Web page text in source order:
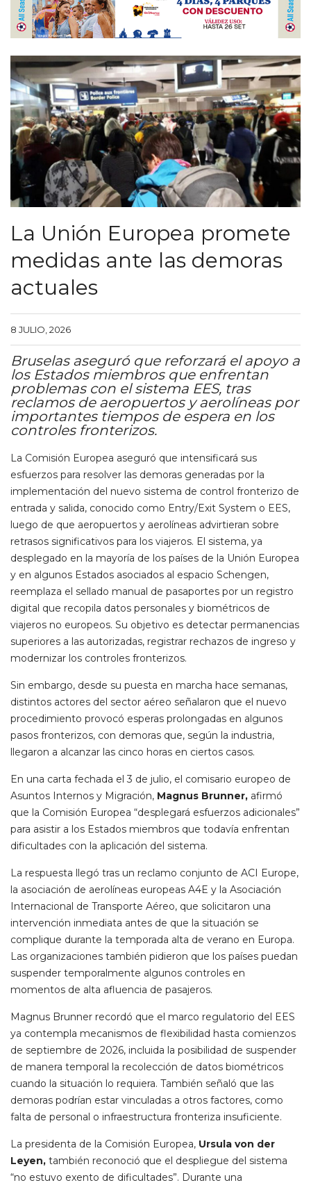
La Unión Europea promete
medidas ante las demoras
actuales
8 JULIO, 2026
Bruselas aseguró que reforzará el apoyo a
los Estados miembros que enfrentan
problemas con el sistema EES, tras
reclamos de aeropuertos y aerolíneas por
importantes tiempos de espera en los
controles fronterizos.
La Comisión Europea aseguró que intensificará sus
esfuerzos para resolver las demoras generadas por la
implementación del nuevo sistema de control fronterizo de
entrada y salida, conocido como Entry/Exit System o EES,
luego de que aeropuertos y aerolíneas advirtieran sobre
retrasos significativos para los viajeros. El sistema, ya
desplegado en la mayoría de los países de la Unión Europea
y en algunos Estados asociados al espacio Schengen,
reemplaza el sellado manual de pasaportes por un registro
digital que recopila datos personales y biométricos de
viajeros no europeos. Su objetivo es detectar permanencias
superiores a las autorizadas, registrar rechazos de ingreso y
modernizar los controles fronterizos.
Sin embargo, desde su puesta en marcha hace semanas,
distintos actores del sector aéreo señalaron que el nuevo
procedimiento provocó esperas prolongadas en algunos
pasos fronterizos, con demoras que, según la industria,
llegaron a alcanzar las cinco horas en ciertos casos.
En una carta fechada el 3 de julio, el comisario europeo de
Asuntos Internos y Migración, Magnus Brunner, afirmó
que la Comisión Europea “desplegará esfuerzos adicionales”
para asistir a los Estados miembros que todavía enfrentan
dificultades con la aplicación del sistema.
La respuesta llegó tras un reclamo conjunto de ACI Europe,
la asociación de aerolíneas europeas A4E y la Asociación
Internacional de Transporte Aéreo, que solicitaron una
intervención inmediata antes de que la situación se
complique durante la temporada alta de verano en Europa.
Las organizaciones también pidieron que los países puedan
suspender temporalmente algunos controles en
momentos de alta afluencia de pasajeros.
Magnus Brunner recordó que el marco regulatorio del EES
ya contempla mecanismos de flexibilidad hasta comienzos
de septiembre de 2026, incluida la posibilidad de suspender
de manera temporal la recolección de datos biométricos
cuando la situación lo requiera. También señaló que las
demoras podrían estar vinculadas a otros factores, como
falta de personal o infraestructura fronteriza insuficiente.
La presidenta de la Comisión Europea, Ursula von der
Leyen, también reconoció que el despliegue del sistema
“no estuvo exento de dificultades”. Durante una